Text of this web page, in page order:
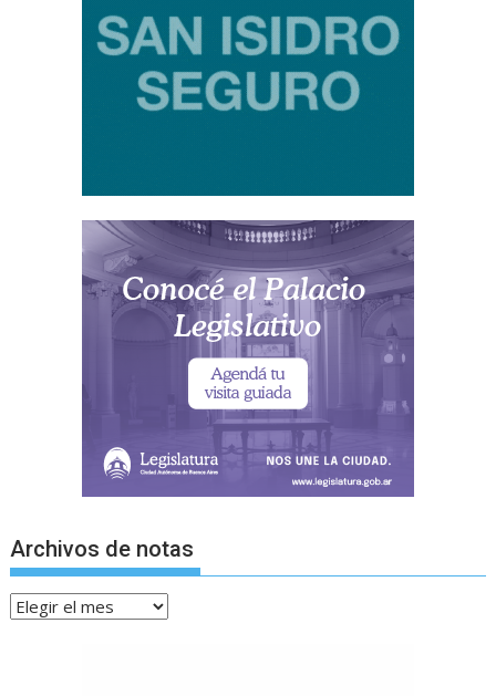
Archivos de notas
Archivos